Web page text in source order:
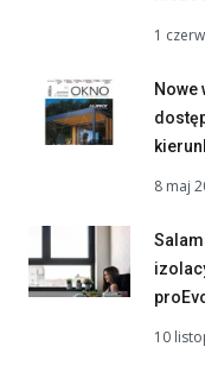
1
Nowe
8 maj
10